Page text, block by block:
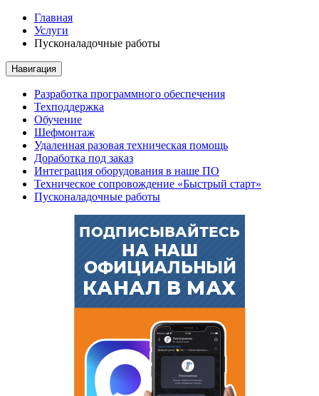
Главная
Услуги
Пусконаладочные работы
Навигация
Разработка программного обеспечения
Техподдержка
Обучение
Шефмонтаж
Удаленная разовая техническая помощь
Доработка под заказ
Интеграция оборудования в наше ПО
Техническое сопровождение «Быстрый старт»
Пусконаладочные работы